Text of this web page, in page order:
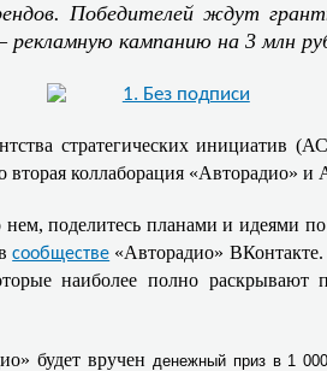
Победителей ждут
кампанию на 3 млн
стратегических инициатив
вторая коллаборация «Авторадио»
поделитесь планами и идеями
сообществе «Авторадио»
наиболее полно
будет вручен денежный приз в 1